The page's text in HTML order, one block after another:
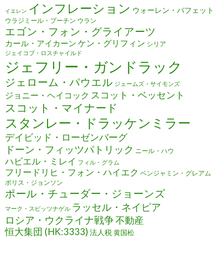
イエレン インフレーション ウォーレン・バフェット
ウラジミール・プーチン ウラン
エゴン・フォン・グライアーツ
カール・アイカーン ケン・グリフィン シリア
ジェイコブ・ロスチャイルド
ジェフリー・ガンドラック
ジェローム・パウエル ジェームズ・サイモンズ
ジョニー・ヘイコック スコット・ベッセント
スコット・マイナード
スタンレー・ドラッケンミラー
デイビッド・ローゼンバーグ
ドーン・フィッツパトリック ニール・ハウ
ハビエル・ミレイ フィル・グラム
フリードリヒ・フォン・ハイエク ベンジャミン・グレアム
ボリス・ジョンソン
ポール・チューダー・ジョーンズ
マーク・スピッツナゲル ラッセル・ネイピア
ロシア・ウクライナ戦争不動産
恒大集団 (HK:3333) 法人税黄国松